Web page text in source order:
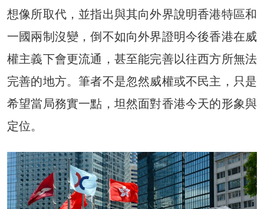
想像所取代，並指出與其向外界說明香港特區和
一國兩制沒變，倒不如向外界證明今後香港在威
權主義下會更流通，甚至能完善以往西方所無法
完善的地方。筆者不是忽然威權或不民主，只是
希望當局務實一點，坦然面對香港今天的形象與
定位。